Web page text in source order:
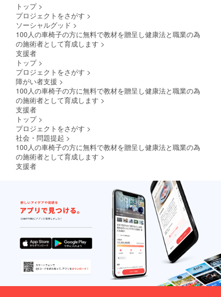
膜整膚」を
20名の医
師、70名以
成。
人のために
生きるこ
と」を信条
に20年前か
ら全国各地
で毎年約200
回以上の講
演活動を行
法」：
全身の
なりま
す。
法」：
シミ・
まで自
分で行
う方法
が理解
できま
す。 書
籍「整
膚美容
大
全」：
美肌か
ら癌の
予防ま
で 整
す。元
ミスイ
木ひと
みさん
美しい
日本画
を表現
してい
ます。
DVD「
自分で
出来る
整膚健
康
法」：
全身の
毎日の
ケアが
自分で
できる
トップ >
プロジェクトをさがす >
ソーシャルグッド >
100人の車椅子の方に無料で教材を贈呈し健康法と職業の為
の施術者として育成します >
支援者
トップ >
プロジェクトをさがす >
障がい者支援 >
100人の車椅子の方に無料で教材を贈呈し健康法と職業の為
の施術者として育成します >
支援者
トップ >
プロジェクトをさがす >
社会・問題提起 >
100人の車椅子の方に無料で教材を贈呈し健康法と職業の為
の施術者として育成します >
支援者